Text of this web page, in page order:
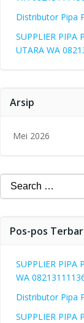
Distributor Pipa
SUPPLIER PIPA
UTARA WA
Arsip
Mei 2026
Search
for:
Pos-pos
SUPPLIER PIPA
WA
Distributor Pipa
SUPPLIER PIPA